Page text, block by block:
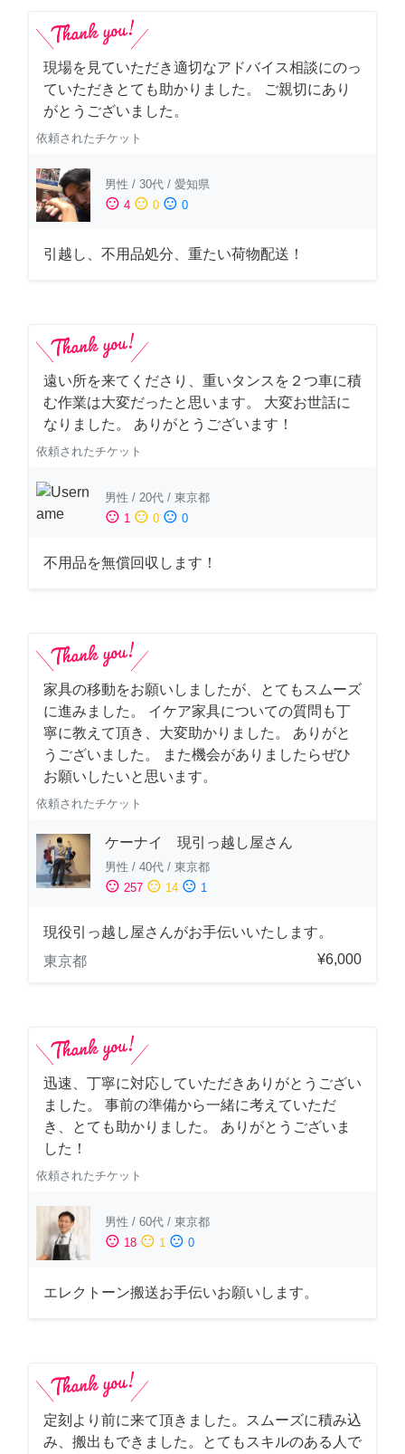
現場を見ていただき適切なアドバイス相談にのっ
ていただきとても助かりました。 ご親切にあり
がとうございました。
依頼されたチケット
男性 / 30代 / 愛知県
sentiment_satisfied 4 sentiment_neutral 0 sentiment_dissatisfied 0
引越し、不用品処分、重たい荷物配送！
遠い所を来てくださり、重いタンスを２つ車に積
む作業は大変だったと思います。 大変お世話に
なりました。 ありがとうございます！
依頼されたチケット
男性 / 20代 / 東京都
sentiment_satisfied 1 sentiment_neutral 0 sentiment_dissatisfied 0
不用品を無償回収します！
家具の移動をお願いしましたが、とてもスムーズ
に進みました。 イケア家具についての質問も丁
寧に教えて頂き、大変助かりました。 ありがと
うございました。 また機会がありましたらぜひ
お願いしたいと思います。
依頼されたチケット
ケーナイ 現引っ越し屋さん
男性 / 40代 / 東京都
sentiment_satisfied 257 sentiment_neutral 14 sentiment_dissatisfied 1
現役引っ越し屋さんがお手伝いいたします。
東京都
¥6,000
迅速、丁寧に対応していただきありがとうござい
ました。 事前の準備から一緒に考えていただ
き、とても助かりました。 ありがとうございま
した！
依頼されたチケット
男性 / 60代 / 東京都
sentiment_satisfied 18 sentiment_neutral 1 sentiment_dissatisfied 0
エレクトーン搬送お手伝いお願いします。
定刻より前に来て頂きました。スムーズに積み込
み、搬出もできました。とてもスキルのある人で